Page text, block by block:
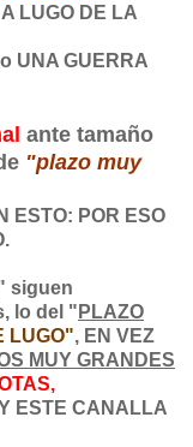
LUGO DE LA
UNA GUERRA
ante tamaño
"plazo muy
ESTO: POR ESO
siguen
lo del " PLAZO
LUGO", EN VEZ
MUY GRANDES
ESTE CANALLA